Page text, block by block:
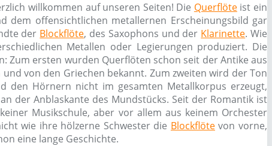
willkommen auf unseren Seiten! Die Querflöteist ein
dem offensichtlichen metallernen Erscheinungsbild gar
der Blockflöte, des Saxophons und der Klarinette. Wie
Metallen oder Legierungen produziert. Die
Zum ersten wurden Querflöten schon seit der Antike aus
von den Griechen bekannt. Zum zweiten wird der Ton
den Hörnern nicht im gesamten Metallkorpus erzeugt,
der Anblaskante des Mundstücks. Seit der Romantik ist
Musikschule, aber vor allem aus keinem Orchester
wie ihre hölzerne Schwester die Blockflötevon vorne,
eine lange Geschichte.